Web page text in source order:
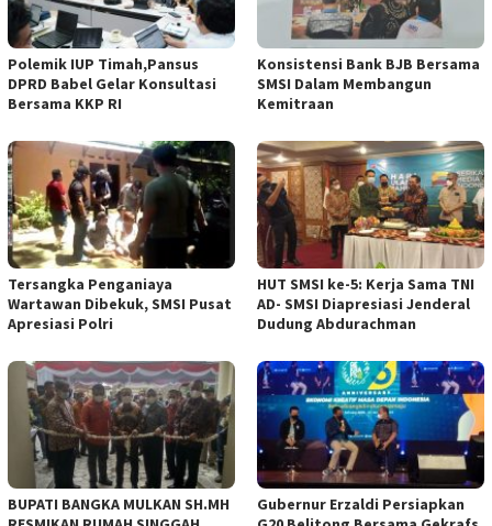
Polemik IUP Timah,Pansus
DPRD Babel Gelar Konsultasi
Bersama KKP RI
Konsistensi Bank BJB Bersama
SMSI Dalam Membangun
Kemitraan
Tersangka Penganiaya
Wartawan Dibekuk, SMSI Pusat
Apresiasi Polri
HUT SMSI ke-5: Kerja Sama TNI
AD- SMSI Diapresiasi Jenderal
Dudung Abdurachman
BUPATI BANGKA MULKAN SH.MH
Gubernur Erzaldi Persiapkan